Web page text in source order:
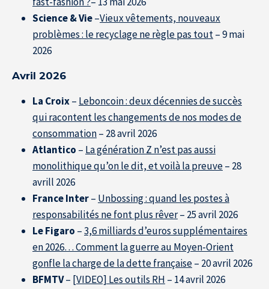
Science & Vie–Vieux vêtements, nouveaux
problèmes : le recyclage ne règle pas tout– 9 mai
2026
Avril 2026
La Croix– Leboncoin : deux décennies de succès
qui racontent les changements de nos modes de
consommation– 28 avril 2026
Atlantico – La génération Z n’est pas aussi
monolithique qu’on le dit, et voilà la preuve– 28
avrill 2026
France Inter– Unbossing : quand les postes à
responsabilités ne font plus rêver– 25 avril 2026
Le Figaro –3,6 milliards d’euros supplémentaires
en 2026… Comment la guerre au Moyen-Orient
gonfle la charge de la dette française– 20 avril 2026
BFMTV– [VIDEO] Les outils RH – 14 avril 2026